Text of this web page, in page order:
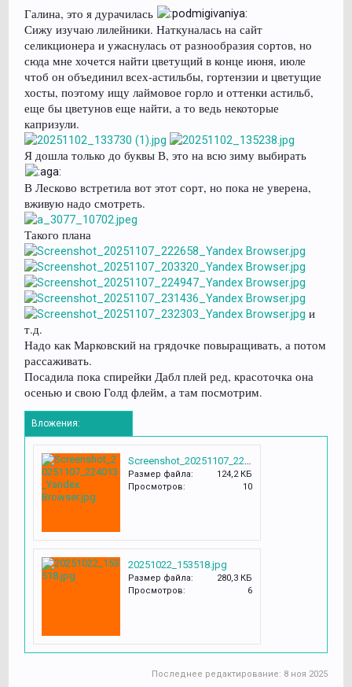
Галина, это я дурачилась
Сижу изучаю лилейники. Наткуналась на сайт
селикционера и ужаснулась от разнообразия сортов, но
сюда мне хочется найти цветущий в конце июня, июле
чтоб он объединил всех-астильбы, гортензии и цветущие
хосты, поэтому ищу лаймовое горло и оттенки астильб,
еще бы цветунов еще найти, а то ведь некоторые
капризули.
Я дошла только до буквы В, это на всю зиму выбирать
В Лесково встретила вот этот сорт, но пока не уверена,
вживую надо смотреть.
Такого плана
и
т.д.
Надо как Марковский на грядочке повыращивать, а потом
рассаживать.
Посадила пока спирейки Дабл плей ред, красоточка она
осенью и свою Голд флейм, а там посмотрим.
Вложения:
Размер файла:
124,2 КБ
Просмотров:
10
20251022_153518.jpg
Размер файла:
280,3 КБ
Просмотров:
6
Последнее редактирование: 8 ноя 2025